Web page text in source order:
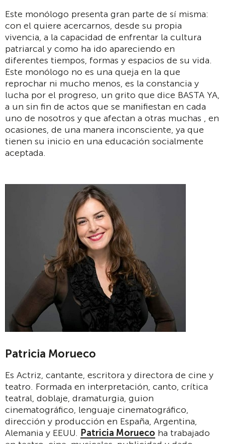
Este monólogo presenta gran parte de sí misma:
con el quiere acercarnos, desde su propia
vivencia, a la capacidad de enfrentar la cultura
patriarcal y como ha ido apareciendo en
diferentes tiempos, formas y espacios de su vida.
Este monólogo no es una queja en la que
reprochar ni mucho menos, es la constancia y
lucha por el progreso, un grito que dice BASTA YA,
a un sin fin de actos que se manifiestan en cada
uno de nosotros y que afectan a otras muchas , en
ocasiones, de una manera inconsciente, ya que
tienen su inicio en una educación socialmente
aceptada.
Patricia Morueco
Es Actriz, cantante, escritora y directora de cine y
teatro. Formada en interpretación, canto, crítica
teatral, doblaje, dramaturgia, guion
cinematográfico, lenguaje cinematográfico,
dirección y producción en España, Argentina,
Alemania y EEUU. Patricia Morueco ha trabajado